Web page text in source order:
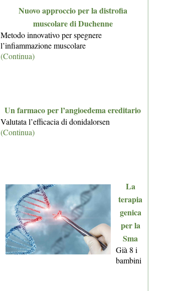
Nuovo approccio per la distrofia
muscolare di Duchenne
Metodo innovativo per spegnere
l’infiammazione muscolare
(Continua)
Un farmaco per l’angioedema ereditario
Valutata l’efficacia di donidalorsen
(Continua)
La
terapia
genica
per la
Sma
Già 8 i
bambini